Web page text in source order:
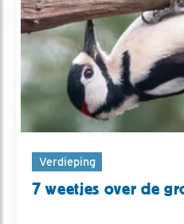
Verdieping
7 weetjes over de